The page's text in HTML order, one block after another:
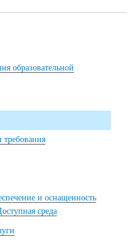
образовательной
требования
и оснащенность
среда